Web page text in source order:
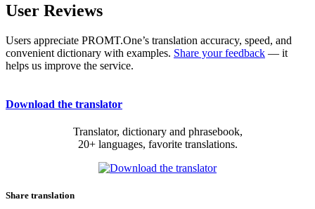
User Reviews
Users appreciate PROMT.One’s translation accuracy, speed, and
convenient dictionary with examples. Share your feedback — it
helps us improve the service.
Download the translator
Translator, dictionary and phrasebook,
20+ languages, favorite translations.
Share translation